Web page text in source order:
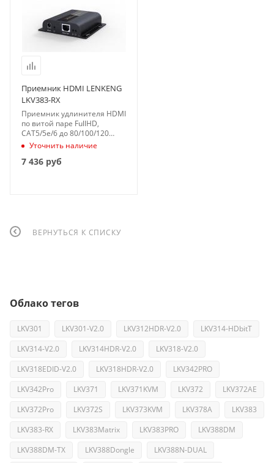
Приемник HDMI LENKENG
LKV383-RX
Приемник удлинителя HDMI
по витой паре FullHD,
CAT5/5e/6 до 80/100/120
метров поверх протокола IP,
Уточнить наличие
7 436 руб
ВЕРНУТЬСЯ К СПИСКУ
Облако тегов
LKV301 LKV301-V2.0 LKV312HDR-V2.0
LKV314-HDbitT
LKV314-V2.0
LKV314HDR-V2.0
LKV318-V2.0
LKV318EDID-V2.0
LKV318HDR-V2.0
LKV342PRO
LKV342Pro
LKV371 LKV371KVM LKV372
LKV372AE
LKV372Pro
LKV372S LKV373KVM LKV378A
LKV383
LKV383-RX
LKV383Matrix LKV383PRO
LKV388DM
LKV388DM-TX
LKV388Dongle
LKV388N-DUAL